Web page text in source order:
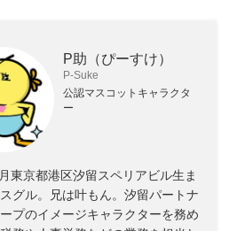
P助（ぴーすけ）
P-Suke
公認マスコットキャラクタ
ー
東京都港区汐留スペリアビル生ま
グル。兄は叶もん。汐留パートナ
プのイメージキャラクターを務め